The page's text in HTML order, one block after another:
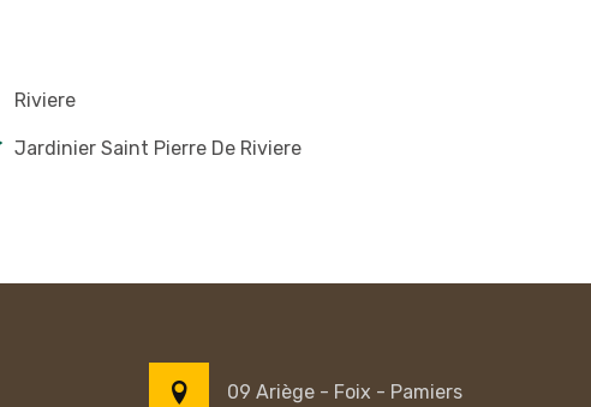
Riviere
Jardinier Saint Pierre De Riviere
09 Ariège - Foix - Pamiers